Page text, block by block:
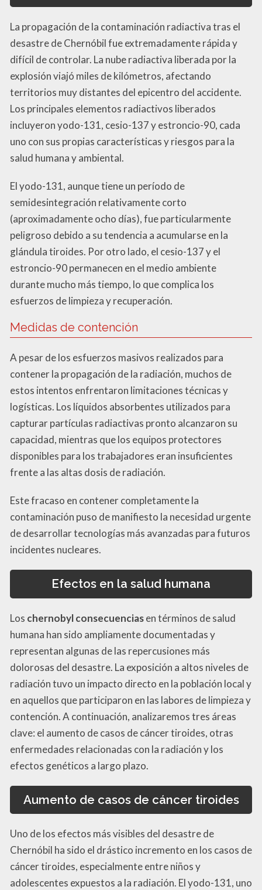
La propagación de la contaminación radiactiva tras el
desastre de Chernóbil fue extremadamente rápida y
difícil de controlar. La nube radiactiva liberada por la
explosión viajó miles de kilómetros, afectando
territorios muy distantes del epicentro del accidente.
Los principales elementos radiactivos liberados
incluyeron yodo-131, cesio-137 y estroncio-90, cada
uno con sus propias características y riesgos para la
salud humana y ambiental.
El yodo-131, aunque tiene un período de
semidesintegración relativamente corto
(aproximadamente ocho días), fue particularmente
peligroso debido a su tendencia a acumularse en la
glándula tiroides. Por otro lado, el cesio-137 y el
estroncio-90 permanecen en el medio ambiente
durante mucho más tiempo, lo que complica los
esfuerzos de limpieza y recuperación.
Medidas de contención
A pesar de los esfuerzos masivos realizados para
contener la propagación de la radiación, muchos de
estos intentos enfrentaron limitaciones técnicas y
logísticas. Los líquidos absorbentes utilizados para
capturar partículas radiactivas pronto alcanzaron su
capacidad, mientras que los equipos protectores
disponibles para los trabajadores eran insuficientes
frente a las altas dosis de radiación.
Este fracaso en contener completamente la
contaminación puso de manifiesto la necesidad urgente
de desarrollar tecnologías más avanzadas para futuros
incidentes nucleares.
Efectos en la salud humana
Los chernobyl consecuenciasen términos de salud
humana han sido ampliamente documentadas y
representan algunas de las repercusiones más
dolorosas del desastre. La exposición a altos niveles de
radiación tuvo un impacto directo en la población local y
en aquellos que participaron en las labores de limpieza y
contención. A continuación, analizaremos tres áreas
clave: el aumento de casos de cáncer tiroides, otras
enfermedades relacionadas con la radiación y los
efectos genéticos a largo plazo.
Aumento de casos de cáncer tiroides
Uno de los efectos más visibles del desastre de
Chernóbil ha sido el drástico incremento en los casos de
cáncer tiroides, especialmente entre niños y
adolescentes expuestos a la radiación. El yodo-131, uno